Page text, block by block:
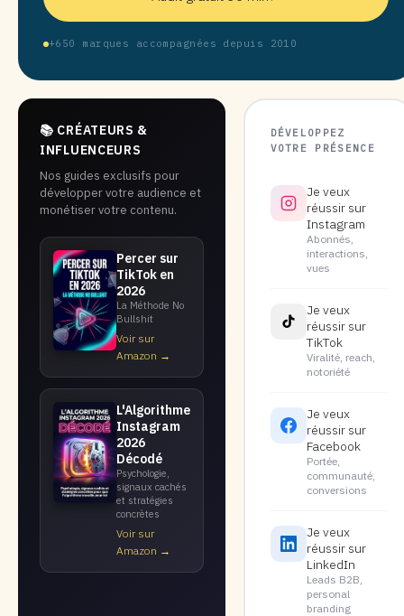
+650 marques accompagnées depuis 2010
📚 CRÉATEURS &
INFLUENCEURS
Nos guides exclusifs pour
développer votre audience et
monétiser votre contenu.
Percer sur
TikTok en
2026
La Méthode No
Bullshit
Voir sur
Amazon →
L'Algorithme
Instagram
2026
Décodé
Psychologie,
signaux cachés
et stratégies
concrètes
Voir sur
Amazon →
DÉVELOPPEZ
VOTRE PRÉSENCE
Je veux
réussir sur
Instagram
Abonnés,
interactions,
vues
Je veux
réussir sur
TikTok
Viralité, reach,
notoriété
Je veux
réussir sur
Facebook
Portée,
communauté,
conversions
Je veux
réussir sur
LinkedIn
Leads B2B,
personal
branding